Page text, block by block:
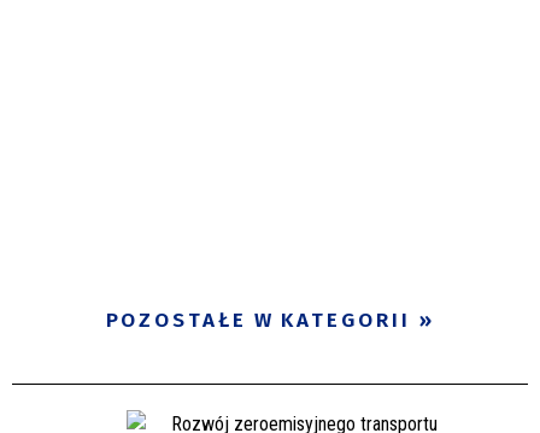
POZOSTAŁE W KATEGORII